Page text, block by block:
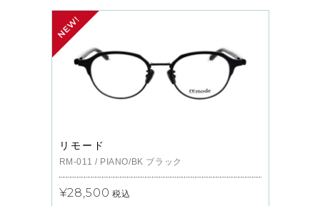
リモード
RM-011 / PIANO/BK ブラック
¥28,500 税込